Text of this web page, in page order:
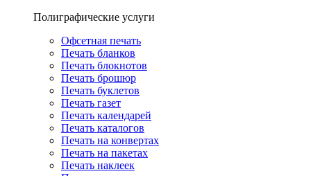
Полиграфические услуги
Офсетная печать
Печать бланков
Печать блокнотов
Печать брошюр
Печать буклетов
Печать газет
Печать календарей
Печать каталогов
Печать на конвертах
Печать на пакетах
Печать наклеек